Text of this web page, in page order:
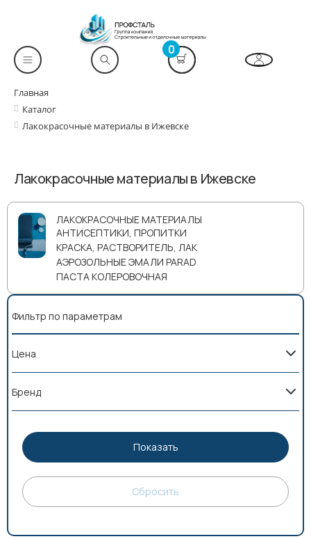
0
Главная
Каталог
Лакокрасочные материалы в Ижевске
Лакокрасочные материалы в Ижевске
ЛАКОКРАСОЧНЫЕ МАТЕРИАЛЫ
АНТИСЕПТИКИ, ПРОПИТКИ
КРАСКА, РАСТВОРИТЕЛЬ, ЛАК
АЭРОЗОЛЬНЫЕ ЭМАЛИ PARAD
ПАСТА КОЛЕРОВОЧНАЯ
Фильтр по параметрам
Цена
Бренд